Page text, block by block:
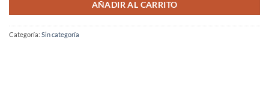
AÑADIR AL CARRITO
Categoría: Sin categoría